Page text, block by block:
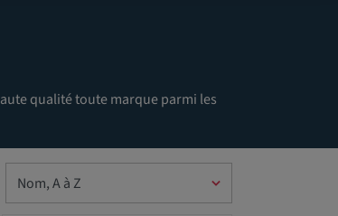
qualité toute marque parmi les